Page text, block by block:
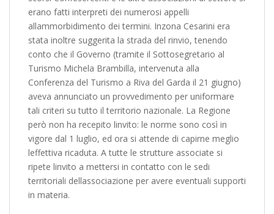
erano fatti interpreti dei numerosi appelli
allammorbidimento dei termini. Inzona Cesarini era
stata inoltre suggerita la strada del rinvio, tenendo
conto che il Governo (tramite il Sottosegretario al
Turismo Michela Brambilla, intervenuta alla
Conferenza del Turismo a Riva del Garda il 21 giugno)
aveva annunciato un provvedimento per uniformare
tali criteri su tutto il territorio nazionale. La Regione
però non ha recepito linvito: le norme sono così in
vigore dal 1 luglio, ed ora si attende di capirne meglio
leffettiva ricaduta. A tutte le strutture associate si
ripete linvito a mettersi in contatto con le sedi
territoriali dellassociazione per avere eventuali supporti
in materia.